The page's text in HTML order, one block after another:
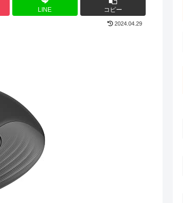
LINE コピー
2024.04.29